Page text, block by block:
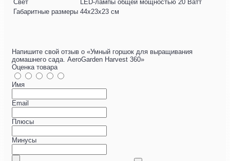
Свет
LED-лампы общей мощностью 20 Ватт
Габаритные размеры 44х23х23 см
Напишите свой отзыв о «Умный горшок для выращивания
домашнего сада. AeroGarden Harvest 360»
Оценка товара
Имя
Email
Плюсы
Минусы